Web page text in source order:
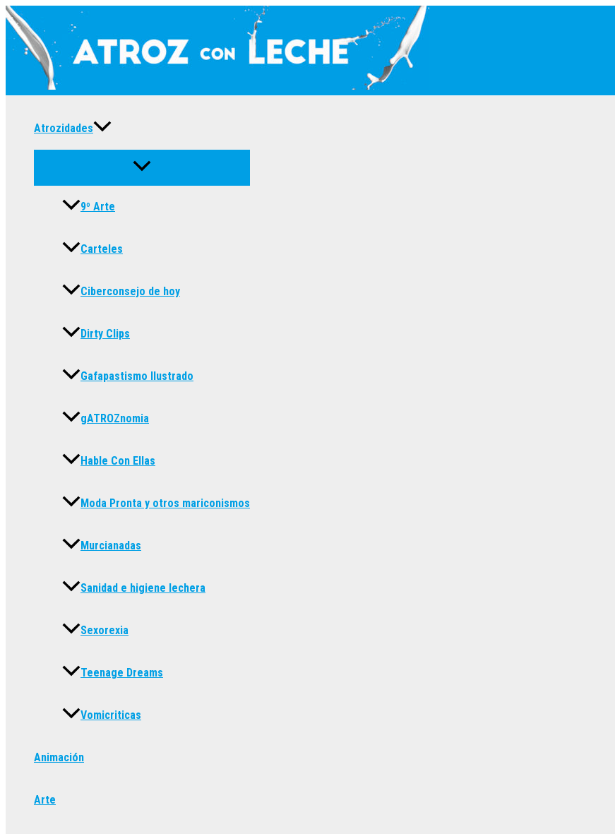
Ir
contenido
Atrozidades
9º Arte
Carteles
Ciberconsejo de hoy
Dirty Clips
Gafapastismo Ilustrado
gATROZnomia
Hable Con Ellas
Moda Pronta y otros mariconismos
Murcianadas
Sanidad e higiene lechera
Sexorexia
Teenage Dreams
Vomicriticas
Animación
Arte